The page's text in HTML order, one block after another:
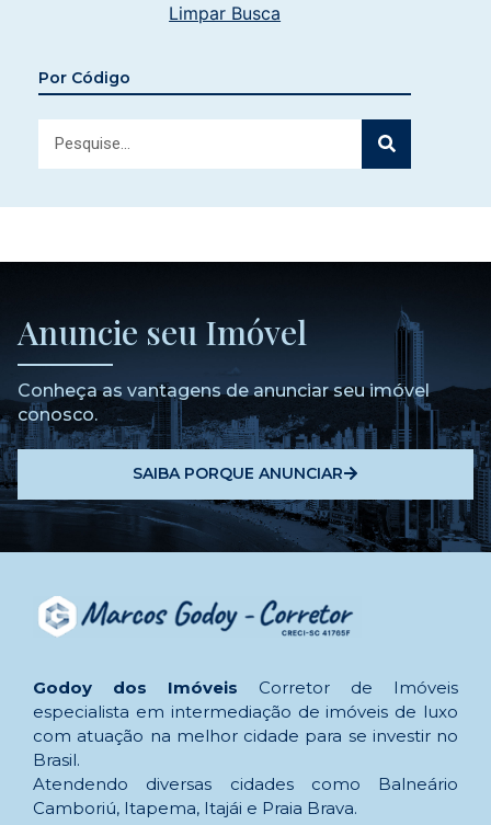
Limpar Busca
Por Código
Anuncie seu Imóvel
Conheça as vantagens de anunciar seu imóvel
conosco.
SAIBA PORQUE ANUNCIAR
Godoy dos Imóveis Corretor de Imóveis
especialista em intermediação de imóveis de luxo
com atuação na melhor cidade para se investir no
Brasil.
Atendendo diversas cidades como Balneário
Camboriú, Itapema, Itajái e Praia Brava.